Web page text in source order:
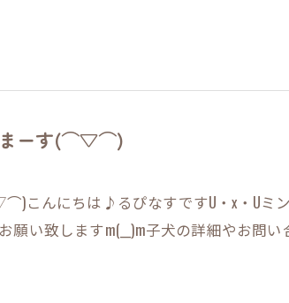
まーす(⌒▽⌒)
こんにちは♪るぴなすですU・x・Uミ
い致しますm(__)m子犬の詳細やお問い